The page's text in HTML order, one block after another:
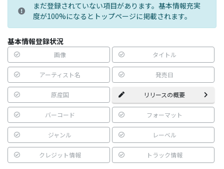
まだ登録されていない項目があります。基本情報充実
度が100%になるとトップページに掲載されます。
基本情報登録状況
画像 タイトル
アーティスト名 発売日
原産国 リリースの概要
バーコード フォーマット
ジャンル レーベル
クレジット情報 トラック情報